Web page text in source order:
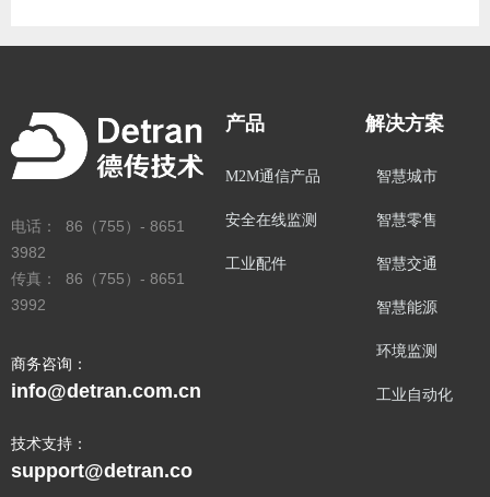
电话： 86（755）- 8651
3982
传真： 86（755）- 8651
3992
商务咨询：
info@detran.com.cn
技术支持：
support@detran.co
产品
M2M通信产品
安全在线监测
工业配件
智慧城市
智慧零售
智慧交通
智慧能源
环境监测
工业自动化
解决方案